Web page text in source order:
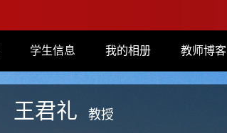
学生信息 我的相册 教师博客
王君礼 教授